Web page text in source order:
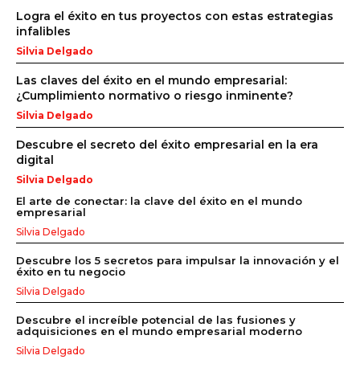
Logra el éxito en tus proyectos con estas estrategias
infalibles
Silvia Delgado
Las claves del éxito en el mundo empresarial:
¿Cumplimiento normativo o riesgo inminente?
Silvia Delgado
Descubre el secreto del éxito empresarial en la era
digital
Silvia Delgado
El arte de conectar: la clave del éxito en el mundo
empresarial
Silvia Delgado
Descubre los 5 secretos para impulsar la innovación y el
éxito en tu negocio
Silvia Delgado
Descubre el increíble potencial de las fusiones y
adquisiciones en el mundo empresarial moderno
Silvia Delgado